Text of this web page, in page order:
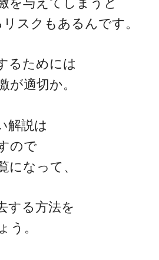
リスクもあるんです。
るためには
が適切か。
解説は
ので
になって、
する方法を
う。